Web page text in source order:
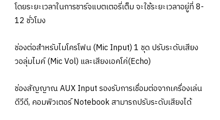
โดยระยะเวลาในการชาร์จแบตเตอรี่เต็ม จะใช้ระยะเวลาอยู่ที่ 8-
12 ชั่วโมง
ช่องต่อสำหรับไมโครโฟน (Mic Input) 1 ชุด ปรับระดับเสียง
วอลุ่มไมค์ (Mic Vol) และเสียงเอคโค่(Echo)
ช่องสัญญาณ AUX Input รองรับการเชื่อมต่อจากเครื่องเล่น
ดีวีดี, คอมพิวเตอร์ Notebook สามารถปรับระดับเสียงได้